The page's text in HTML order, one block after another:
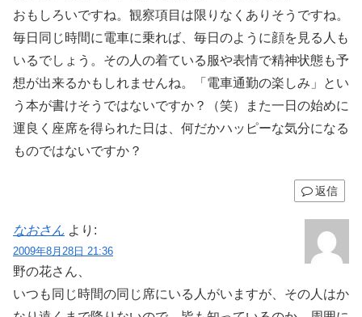
おもしろいですね。観察項目は限りなくありそうですね。
毎日同じ時間に電車に乗れば、毎日のように顔を見る人も
いるでしょう。その人の着ている服や表情で精神状態も予
想が出来るかもしれませんね。「電車通勤の楽しみ」とい
う本が書けそうではないですか？（笑）また一日の始めに
運良く座席を得られた日は、何だかハッピーな気分になる
ものではないですか？
返信
なおさん より:
2009年8月28日 21:36
野の花さん、
いつも同じ時間の同じ席にいる人がいますが、その人はか